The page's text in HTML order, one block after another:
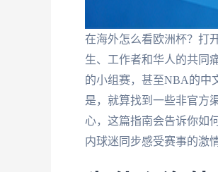
在海外怎么看欧洲杯？打
生、工作者和华人的共同
的小组赛，甚至NBA的中
是，就算找到一些非官方
心，这篇指南会告诉你如
内球迷同步感受赛事的激情